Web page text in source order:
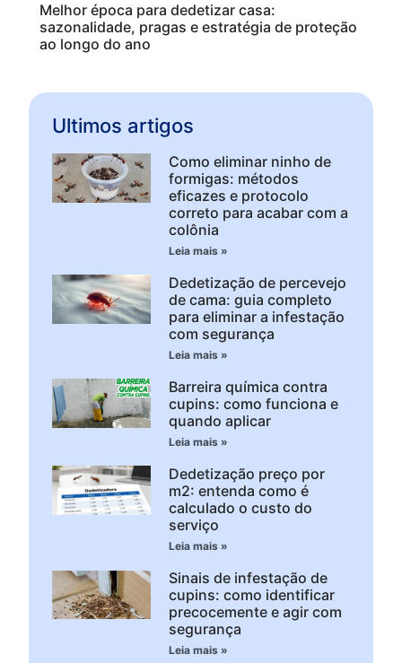
Melhor época para dedetizar casa:
sazonalidade, pragas e estratégia de proteção
ao longo do ano
Ultimos artigos
Como eliminar ninho de
formigas: métodos
eficazes e protocolo
correto para acabar com a
colônia
Leia mais »
Dedetização de percevejo
de cama: guia completo
para eliminar a infestação
com segurança
Leia mais »
Barreira química contra
cupins: como funciona e
quando aplicar
Leia mais »
Dedetização preço por
m2: entenda como é
calculado o custo do
serviço
Leia mais »
Sinais de infestação de
cupins: como identificar
precocemente e agir com
segurança
Leia mais »